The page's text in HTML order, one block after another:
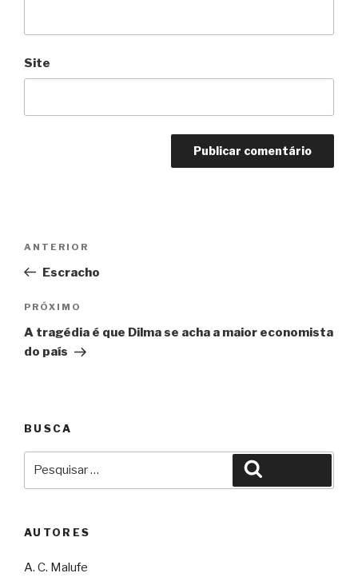
Site
Post
Anterior
ANTERIOR
Escracho
Próximo
PRÓXIMO
A tragédia é que Dilma se acha a maior economista
do país
BUSCA
AUTORES
A. C. Malufe